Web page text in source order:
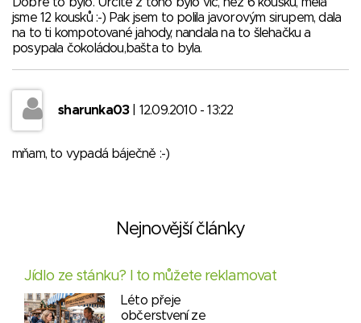
jsme 12 kousků :-) Pak jsem to polila javorovým sirupem, dala
na to ti kompotované jahody, nandala na to šlehačku a
posypala čokoládou,bašta to byla.
sharunka03| 12.09.2010 - 13:22
mňam, to vypadá báječně :-)
Nejnovější články
Jídlo ze stánku? I to můžete reklamovat
Léto přeje
občerstvení ze